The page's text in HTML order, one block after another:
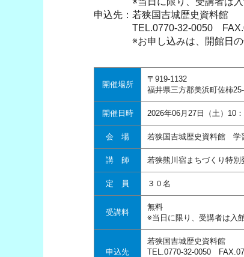
申込先：若狭国吉城歴史資料館
TEL.0770-32-0050
※お申し込みは、開館日の午
開催場所
〒919-1132
福井県三方郡美浜町佐柿
開催日時 2026年06月27日（土）10
会 場 若狭国吉城歴史資料館 学
講 師 若狭熊川宿まちづくり特
定 員 ３０名
受講料
無料
※当日に限り、受講者は入館
申込先
若狭国吉城歴史資料館
TEL.0770-32-0050